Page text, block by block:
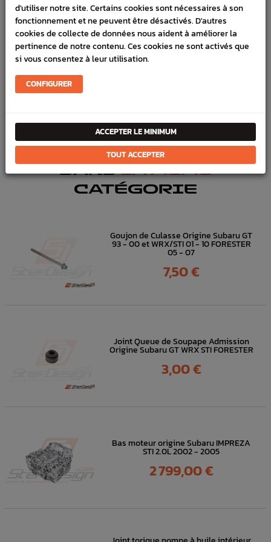
VÉHICULES COMPATIBLE
Marque :GATES
Référence :991
FICHE TECHNIQUE
DANSLA MÊME
CATÉGORIE
Goujon de Culasse Origine Subaru GT
93 - 00 et WRX/STI 01 - 10 FORESTER
05 - 07
Prix
7,50 €
Joint Queue de Soupape Admission
Origine Subaru GT WRX STI FORESTER
Prix
3,00 €
Bas moteur origine Subaru IMPREZA
STI 2.0L 2002 - 2005
Prix
2 799,00 €
d'utiliser notre site. Certains cookies sont nécessaires à son
fonctionnement et ne peuvent être désactivés. D'autres
cookies de collecte de données nous aident à améliorer la
pertinence de notre contenu. Ces cookies ne sont activés que
si vous consentez à leur utilisation.
CONFIGURER
ACCEPTER LE MINIMUM
TOUT ACCEPTER